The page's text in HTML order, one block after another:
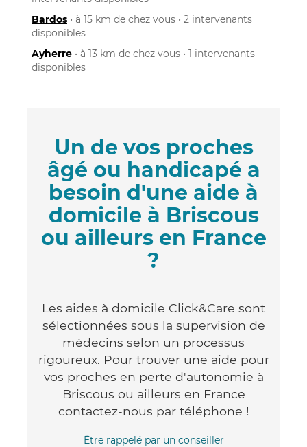
Bardos • à 15 km de chez vous • 2 intervenants
disponibles
Ayherre • à 13 km de chez vous • 1 intervenants
disponibles
Un de vos proches
âgé ou handicapé a
besoin d'une aide à
domicile à Briscous
ou ailleurs en France
?
Les aides à domicile Click&Care sont
sélectionnées sous la supervision de
médecins selon un processus
rigoureux. Pour trouver une aide pour
vos proches en perte d'autonomie à
Briscous ou ailleurs en France
contactez-nous par téléphone !
Être rappelé par un conseiller